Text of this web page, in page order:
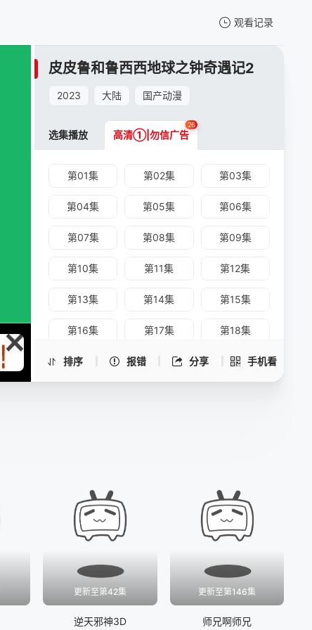
观看记录
我的观影记录
皮皮鲁和鲁西西地球之钟奇遇记2
2023 大陆 国产动漫
排序 报错 分享 手机看
手机扫一扫继续看
选集播放 高清①|勿信广告
26
第01集 第02集 第03集
第04集 第05集 第06集
第07集 第08集 第09集
第10集 第11集 第12集
第13集 第14集 第15集
第16集 第17集 第18集
第19集 第20集 第21集
更新至第42集
逆天邪神3D
更新至第146集
师兄啊师兄